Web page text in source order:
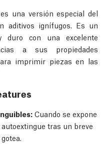
una versión especial del
aditivos ignífugos. Es un
duro con una excelente
a sus propiedades
imprimir piezas en las
Cuando se expone
tras un breve